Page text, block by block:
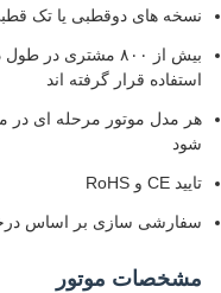
نسخه های دوقطبی یا تک
بیش از ۸۰۰ مشتری در
استفاده قرار گرفته اند
هر مدل موتور مرحله ای در
شود
تایید CE و RoHS
سفارشی سازی بر اساس
مشخصات موتور